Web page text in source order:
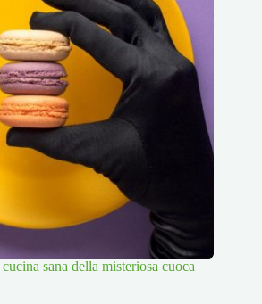
sana della misteriosa cuoca